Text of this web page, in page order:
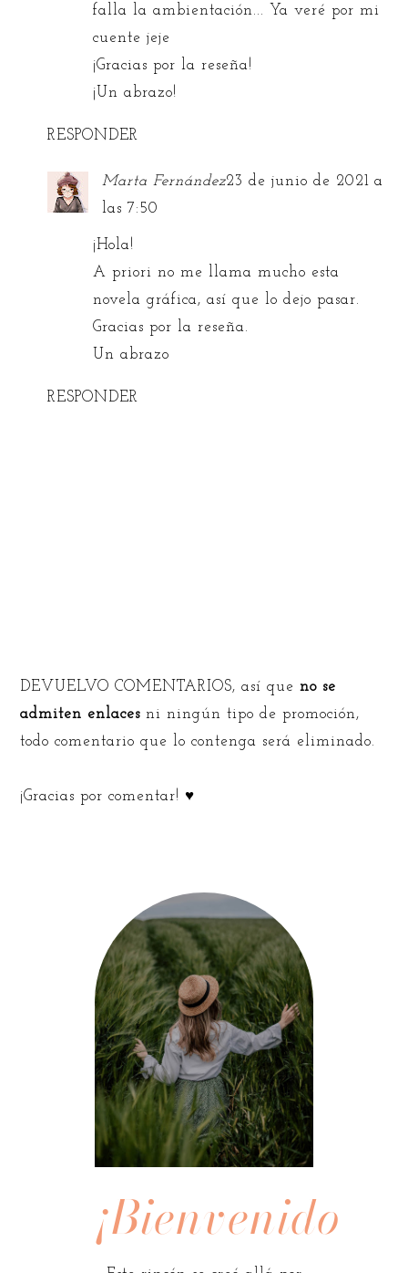
falla la ambientación... Ya veré por mi
cuente jeje
¡Gracias por la reseña!
¡Un abrazo!
RESPONDER
Marta Fernández23 de junio de 2021 a
las 7:50
¡Hola!
A priori no me llama mucho esta
novela gráfica, así que lo dejo pasar.
Gracias por la reseña.
Un abrazo
RESPONDER
DEVUELVO COMENTARIOS, así queno se
admiten enlaces ni ningún tipo de promoción,
todo comentario que lo contenga será eliminado.
¡Gracias por comentar! ♥
¡Bienvenidos!